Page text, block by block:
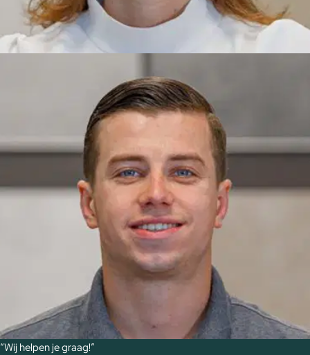
“Wij helpen je graag!”